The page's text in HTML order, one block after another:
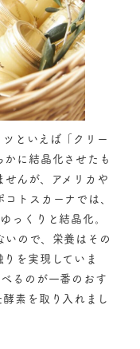
といえば「クリー
に結晶化させたも
んが、アメリカや
トスカーナでは、
っくりと結晶化。
ので、栄養はその
を実現していま
るのが一番のおす
素を取り入れまし